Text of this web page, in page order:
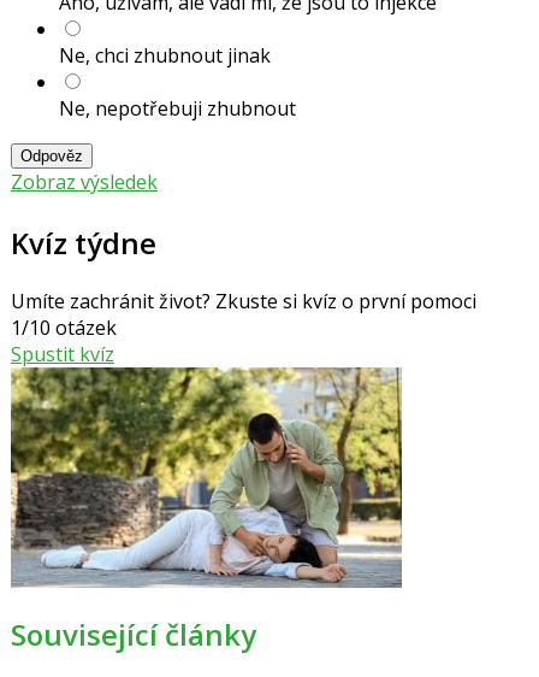
Ne, chci zhubnout jinak
Ne, nepotřebuji zhubnout
Odpověz
Zobraz výsledek
Kvíz týdne
Umíte zachránit život? Zkuste si kvíz o první pomoci
1/10 otázek
Spustit kvíz
Související články